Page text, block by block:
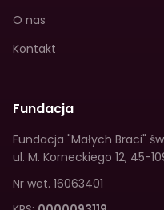
O nas
Kontakt
Fundacja
Fundacja "Małych Braci"
ul. M. Korneckiego 12, 45-
Nr wet. 16063401